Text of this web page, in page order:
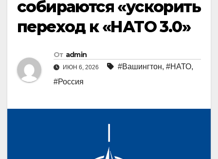
собираются «ускорить
переход к «НАТО 3.0»
От admin
ИЮН 6, 2026 #Вашингтон, #НАТО,
#Россия